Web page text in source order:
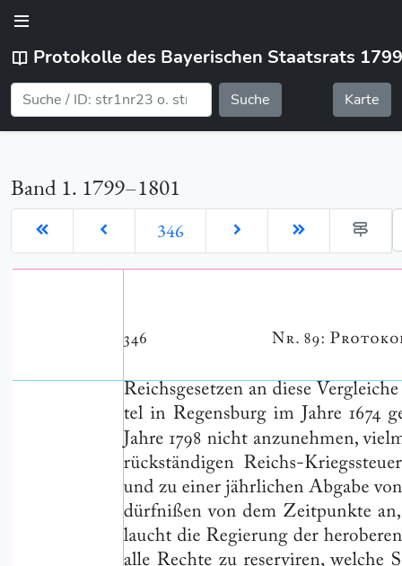
Protokolle des Bayerischen Staatsrats
Suche Karte
Band 1. 1799–1801
346